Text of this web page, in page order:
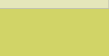
jardin, alors on en profite à fond !